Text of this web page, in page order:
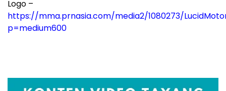
Logo –
https://mma.prnasia.com/media2/1080273/
p=medium600